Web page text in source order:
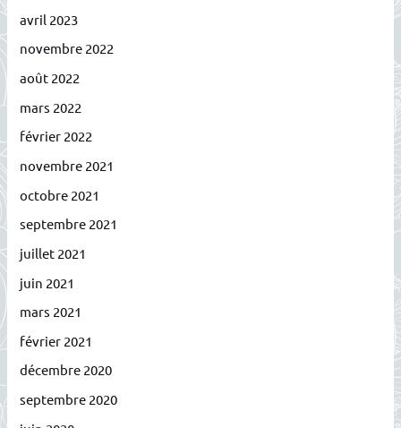
avril 2023
novembre 2022
août 2022
mars 2022
février 2022
novembre 2021
octobre 2021
septembre 2021
juillet 2021
juin 2021
mars 2021
février 2021
décembre 2020
septembre 2020